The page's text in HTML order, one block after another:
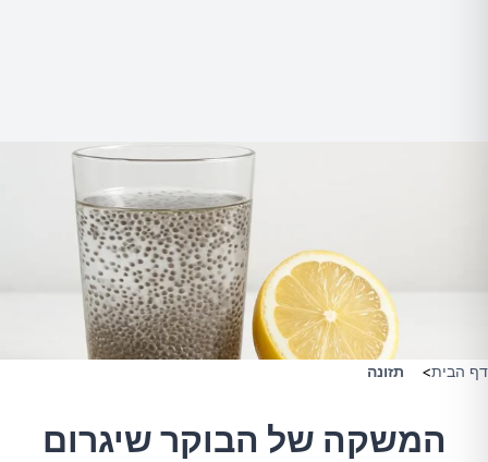
דף הבית> תזונה
המשקה של הבוקר שיגרום